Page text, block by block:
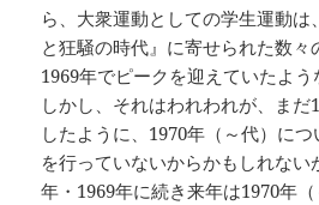
ら、大衆運動としての学生運動
と狂騒の時代』に寄せられた数々
1969年でピークを迎えていたよう
しかし、それはわれわれが、まだ
したように、1970年（～代）に
を行っていないからかもしれな
年・1969年に続き来年は1970年